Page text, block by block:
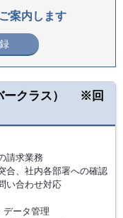
案内します
ークラス） ※回
請求業務
合、社内各部署への確認
い合わせ対応
データ管理